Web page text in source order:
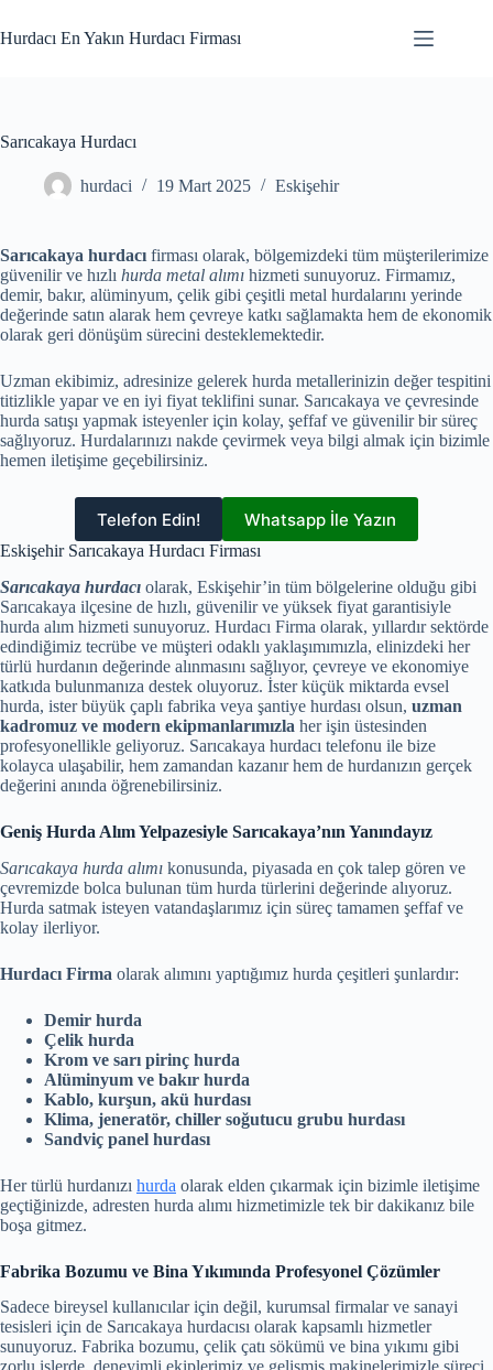
to
content
Hurdacı En Yakın Hurdacı Firması
Sarıcakaya Hurdacı
hurdaci 19 Mart 2025 Eskişehir
Sarıcakaya hurdacı firması olarak, bölgemizdeki tüm müşterilerimize
güvenilir ve hızlı hurda metal alımı hizmeti sunuyoruz. Firmamız,
demir, bakır, alüminyum, çelik gibi çeşitli metal hurdalarını yerinde
değerinde satın alarak hem çevreye katkı sağlamakta hem de ekonomik
olarak geri dönüşüm sürecini desteklemektedir.
Uzman ekibimiz, adresinize gelerek hurda metallerinizin değer tespitini
titizlikle yapar ve en iyi fiyat teklifini sunar. Sarıcakaya ve çevresinde
hurda satışı yapmak isteyenler için kolay, şeffaf ve güvenilir bir süreç
sağlıyoruz. Hurdalarınızı nakde çevirmek veya bilgi almak için bizimle
hemen iletişime geçebilirsiniz.
Telefon Edin! Whatsapp İle Yazın
Eskişehir Sarıcakaya Hurdacı Firması
Sarıcakaya hurdacı olarak, Eskişehir’in tüm bölgelerine olduğu gibi
Sarıcakaya ilçesine de hızlı, güvenilir ve yüksek fiyat garantisiyle
hurda alım hizmeti sunuyoruz. Hurdacı Firma olarak, yıllardır sektörde
edindiğimiz tecrübe ve müşteri odaklı yaklaşımımızla, elinizdeki her
türlü hurdanın değerinde alınmasını sağlıyor, çevreye ve ekonomiye
katkıda bulunmanıza destek oluyoruz. İster küçük miktarda evsel
hurda, ister büyük çaplı fabrika veya şantiye hurdası olsun, uzman
kadromuz ve modern ekipmanlarımızla her işin üstesinden
profesyonellikle geliyoruz. Sarıcakaya hurdacı telefonu ile bize
kolayca ulaşabilir, hem zamandan kazanır hem de hurdanızın gerçek
değerini anında öğrenebilirsiniz.
Geniş Hurda Alım Yelpazesiyle Sarıcakaya’nın Yanındayız
Sarıcakaya hurda alımı konusunda, piyasada en çok talep gören ve
çevremizde bolca bulunan tüm hurda türlerini değerinde alıyoruz.
Hurda satmak isteyen vatandaşlarımız için süreç tamamen şeffaf ve
kolay ilerliyor.
Hurdacı Firma olarak alımını yaptığımız hurda çeşitleri şunlardır:
Demir hurda
Çelik hurda
Krom ve sarı pirinç hurda
Alüminyum ve bakır hurda
Kablo, kurşun, akü hurdası
Klima, jeneratör, chiller soğutucu grubu hurdası
Sandviç panel hurdası
Her türlü hurdanızı hurda olarak elden çıkarmak için bizimle iletişime
geçtiğinizde, adresten hurda alımı hizmetimizle tek bir dakikanız bile
boşa gitmez.
Fabrika Bozumu ve Bina Yıkımında Profesyonel Çözümler
Sadece bireysel kullanıcılar için değil, kurumsal firmalar ve sanayi
tesisleri için de Sarıcakaya hurdacısı olarak kapsamlı hizmetler
sunuyoruz. Fabrika bozumu, çelik çatı sökümü ve bina yıkımı gibi